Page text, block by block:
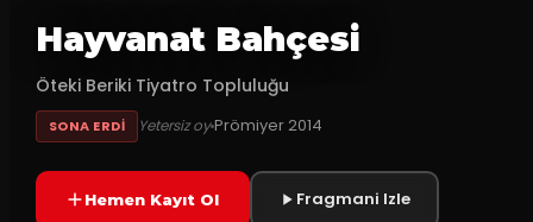
Hayvanat Bahçesi
Öteki Beriki Tiyatro Topluluğu
SONA ERDI Yetersiz oyPrömiyer 2014
Hemen Kayıt Ol Fragmani Izle